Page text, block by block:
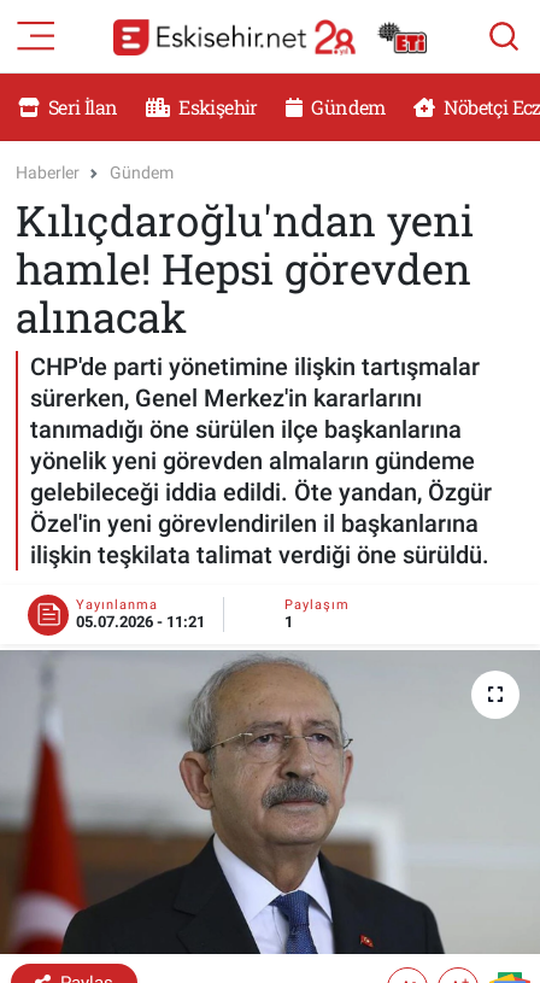
Seri İlan Eskişehir Gündem Nöbetçi
Haberler Gündem
Kılıçdaroğlu'ndan yeni
hamle! Hepsi görevden
alınacak
CHP'de parti yönetimine ilişkin tartışmalar
sürerken, Genel Merkez'in kararlarını
tanımadığı öne sürülen ilçe başkanlarına
yönelik yeni görevden almaların gündeme
gelebileceği iddia edildi. Öte yandan, Özgür
Özel'in yeni görevlendirilen il başkanlarına
ilişkin teşkilata talimat verdiği öne sürüldü.
Yayınlanma
05.07.2026 - 11:21
Paylaşım
1
RESMİ İLANLAR
DÜNYA
SAĞLIK
MAGAZİN
KADIN
TEKNOLOJİ
YEMEK
Eskişehir Haber İçerikleri
Eskişehir Hava Durumu
Eskişehir Tramvay Saatleri
Eskişehir Otobüs Saatleri
Eskişehir Nöbetçi Eczaneler
Eskişehir Namaz Vakitleri
Eskişehir Trafik Yoğunluk Haritası
Süper Lig Puan Durumu ve Fikstür
Tüm Manşetler
Son Dakika Haberleri
Haber Arşivi